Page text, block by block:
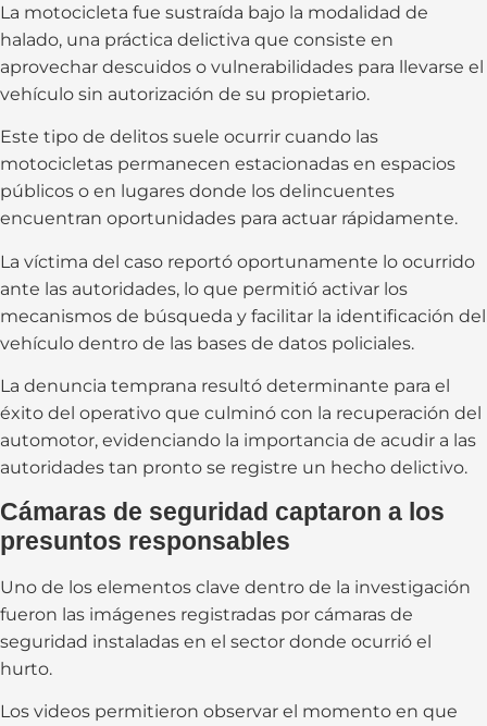
La motocicleta fue sustraída bajo la modalidad de
halado, una práctica delictiva que consiste en
aprovechar descuidos o vulnerabilidades para llevarse el
vehículo sin autorización de su propietario.
Este tipo de delitos suele ocurrir cuando las
motocicletas permanecen estacionadas en espacios
públicos o en lugares donde los delincuentes
encuentran oportunidades para actuar rápidamente.
La víctima del caso reportó oportunamente lo ocurrido
ante las autoridades, lo que permitió activar los
mecanismos de búsqueda y facilitar la identificación del
vehículo dentro de las bases de datos policiales.
La denuncia temprana resultó determinante para el
éxito del operativo que culminó con la recuperación del
automotor, evidenciando la importancia de acudir a las
autoridades tan pronto se registre un hecho delictivo.
Cámaras de seguridad captaron a los
presuntos responsables
Uno de los elementos clave dentro de la investigación
fueron las imágenes registradas por cámaras de
seguridad instaladas en el sector donde ocurrió el
hurto.
Los videos permitieron observar el momento en que